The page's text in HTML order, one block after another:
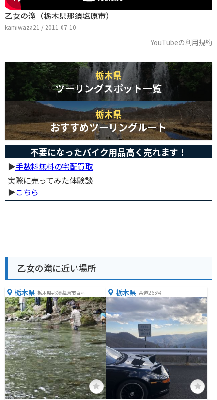
乙女の滝（栃木県那須塩原市）
kamiwaza21 / 2011-07-10
YouTubeの利用規約
栃木県
ツーリングスポット一覧
栃木県
おすすめツーリングルート
不要になったバイク用品高く売れます！
▶︎手数料無料の宅配買取
実際に売ってみた体験談
▶︎こちら
乙女の滝に近い場所
栃木県 栃木県那須塩原市百村 栃木県 県道266号